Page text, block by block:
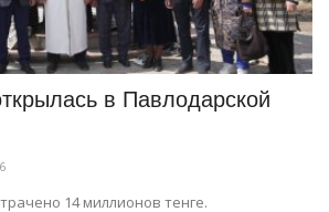
в Павлодарской
14 миллионов тенге.